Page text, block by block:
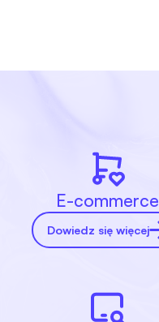
E-commerce
Dowiedz się więcej